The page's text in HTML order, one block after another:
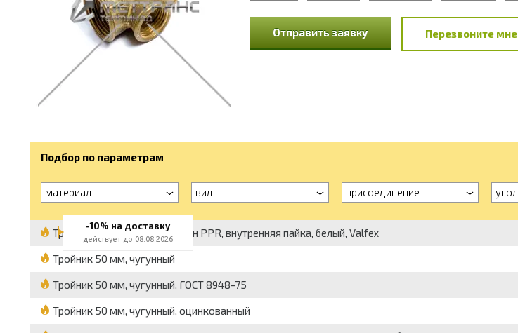
Отправить заявку Перезвоните мне
Подбор по параметрам
материал вид присоединение угол
Тройник 50 мм, полипропилен PPR, внутренняя пайка, белый, Valfex
Тройник 50 мм, чугунный
Тройник 50 мм, чугунный, ГОСТ 8948-75
Тройник 50 мм, чугунный, оцинкованный
-10% на доставку
действует до 08.08.2026